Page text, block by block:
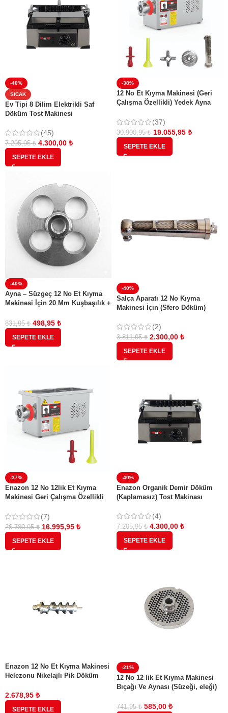
-40%
SICAK
Ev Tipi 8 Dilim Elektrikli Saf
Döküm Tost Makinesi
(45)
7.205,95₺ 4.300,00 ₺
SEPETE EKLE
-38%
12 No Et Kıyma Makinesi (Geri
Çalışma Özellikli) Yedek Ayna
Hediyeli
(37)
30.900,95₺ 19.055,95 ₺
SEPETE EKLE
-40%
Ayna – Süzgeç 12 No Et Kıyma
Makinesi İçin 20 Mm Kuşbaşılık +
831,95₺ 498,95 ₺
SEPETE EKLE
-40%
Salça Aparatı 12 No Kıyma
Makinesi İçin (Sfero Döküm)
(2)
3.811,95₺ 2.300,00 ₺
SEPETE EKLE
-37%
Enazon 12 No 12lik Et Kıyma
Makinesi Geri Çalışma Özellikli
APARATLI (7)
26.780,95₺ 16.995,95 ₺
SEPETE EKLE
-40%
Enazon Organik Demir Döküm
(Kaplamasız) Tost Makinası
(4)
7.205,95₺ 4.300,00 ₺
SEPETE EKLE
Enazon 12 No Et Kıyma Makinesi
Helezonu Nikelajlı Pik Döküm
Beşka Markaları İçin Tam Uyumlu
Orijinal Parça
2.678,95 ₺
SEPETE EKLE
-21%
12 No 12 lik Et Kıyma Makinesi
Bıçağı Ve Aynası (Süzeği, eleği)
741,95₺ 585,00 ₺